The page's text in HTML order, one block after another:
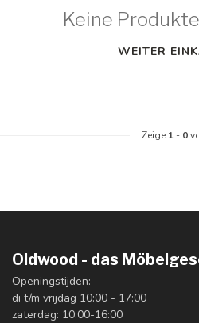
Keine
WEITER
Zeige 1 - 0
Oldwood - das
Openingstijden:
di t/m vrijdag 10:00 - 17:00
zaterdag: 10:00-16:00